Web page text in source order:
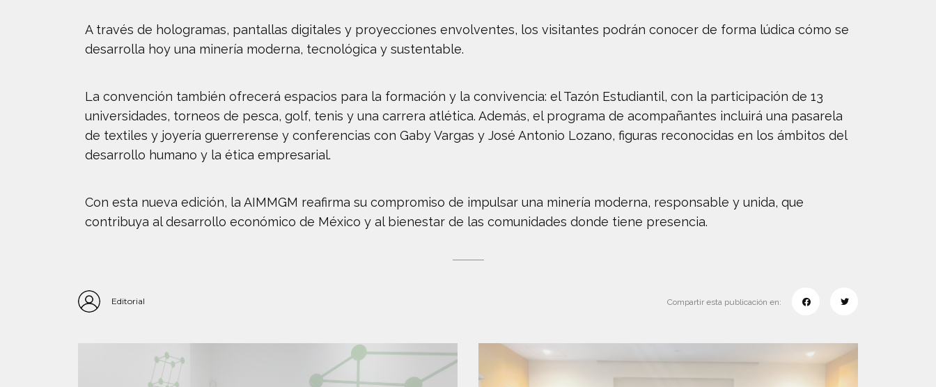
A través de hologramas, pantallas digitales y proyecciones envolventes, los visitantes podrán conocer de forma lúdica cómo se
desarrolla hoy una minería moderna, tecnológica y sustentable.
La convención también ofrecerá espacios para la formación y la convivencia: el Tazón Estudiantil, con la participación de 13
universidades, torneos de pesca, golf, tenis y una carrera atlética. Además, el programa de acompañantes incluirá una pasarela
de textiles y joyería guerrerense y conferencias con Gaby Vargas y José Antonio Lozano, figuras reconocidas en los ámbitos del
desarrollo humano y la ética empresarial.
Con esta nueva edición, la AIMMGM reafirma su compromiso de impulsar una minería moderna, responsable y unida, que
contribuya al desarrollo económico de México y al bienestar de las comunidades donde tiene presencia.
Editorial Compartir esta publicación en: